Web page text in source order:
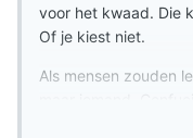
voor het kwaad. Die
Of je kiest niet.
Als mensen zouden
enorm bevorderen.